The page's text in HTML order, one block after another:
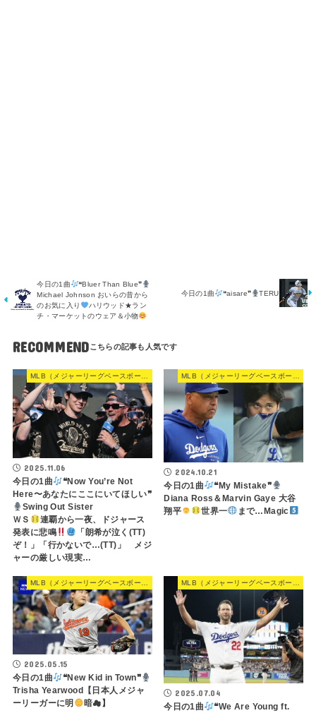
今日の1曲
❝Bluer Than Blue❞
Michael Johnson おいらの昔から
のお気に入り
ハリウッド★ラン
チ・マーケットのウェア＆小物
今日の1曲 ❝aisare❞ TERU
RECOMMEND
2025.11.06
今日の1曲
❝Now You’re Not
Here〜あなたにここにいてほしい❞
Swing Out Sister
ＷＳ
連覇から一夜、ドジャース
発表に悲鳴
「朗希が泣く(TT)
ぞ！」「行かないで…(TT)」 メジ
ャーの厳しい現実…
2024.10.21
今日の1曲
❝My Mistake❞
Diana Ross＆Marvin Gaye 大谷
翔平
世界一 まで…Magic
2025.05.15
今日の1曲
❝New Kid in Town❞
Trisha Yearwood【日本人メジャ
ーリーガーに明
暗☁】
2025.07.04
今日の1曲
❝We Are Young ft.